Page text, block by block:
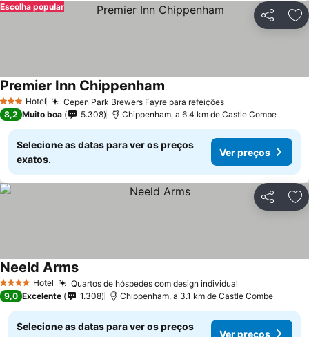
Partilhar
Escolha popular
3 EstrelasHotel Cepen Park Brewers Fayre para refeições
Premier Inn Chippenham
8,2 Muito boa 5.308 Chippenham, a 6.4 km de Castle Combe
Selecione as datas para ver os preços
exatos.
Ver preços
Partilhar
4 EstrelasHotel Quartos de hóspedes com design individual
Neeld Arms
9,0 Excelente 1.308 Chippenham, a 3.1 km de Castle Combe
Selecione as datas para ver os preços
Ver preços